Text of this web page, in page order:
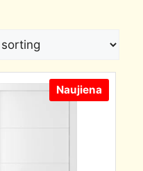
Naujiena